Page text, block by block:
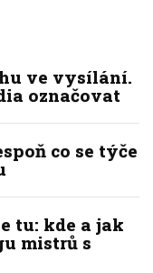
ve vysílání.
označovat
co se týče
tu: kde a jak
mistrů s